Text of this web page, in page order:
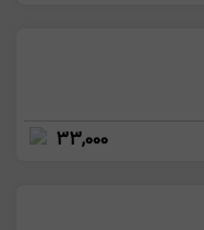
33,000